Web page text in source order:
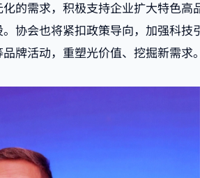
的需求，积极支持企业扩大特色高
协会也将紧扣政策导向，加强科
牌活动，重塑光价值、挖掘新需求。